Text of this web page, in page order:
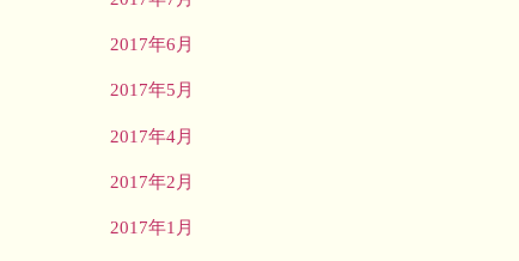
2017年6月
2017年5月
2017年4月
2017年2月
2017年1月